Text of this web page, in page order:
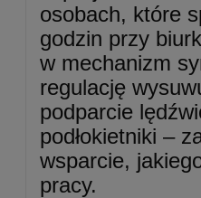
osobach, które
godzin przy
w mechanizm
regulację
podparcie
podłokietniki –
wsparcie,
pracy.